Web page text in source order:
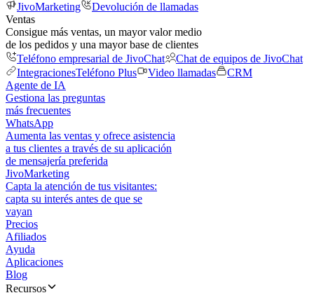
JivoMarketing
Devolución de llamadas
Ventas
Consigue más ventas, un mayor valor medio
de los pedidos y una mayor base de clientes
Teléfono empresarial de JivoChat
Chat de equipos de JivoChat
IntegracionesTeléfono Plus Video llamadas
CRM
Agente de IA
Gestiona las preguntas
más frecuentes
WhatsApp
Aumenta las ventas y ofrece asistencia
a tus clientes a través de su aplicación
de mensajería preferida
JivoMarketing
Capta la atención de tus visitantes:
capta su interés antes de que se
vayan
Precios
Afiliados
Ayuda
Aplicaciones
Blog
Recursos